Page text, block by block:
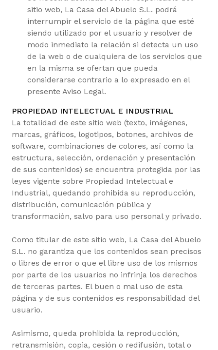
sitio web, La Casa del Abuelo S.L. podrá
interrumpir el servicio de la página que esté
siendo utilizado por el usuario y resolver de
modo inmediato la relación si detecta un uso
de la web o de cualquiera de los servicios que
en la misma se ofertan que pueda
considerarse contrario a lo expresado en el
presente Aviso Legal.
PROPIEDAD INTELECTUAL E INDUSTRIAL
La totalidad de este sitio web (texto, imágenes,
marcas, gráficos, logotipos, botones, archivos de
software, combinaciones de colores, así como la
estructura, selección, ordenación y presentación
de sus contenidos) se encuentra protegida por las
leyes vigente sobre Propiedad Intelectual e
Industrial, quedando prohibida su reproducción,
distribución, comunicación pública y
transformación, salvo para uso personal y privado.
Como titular de este sitio web, La Casa del Abuelo
S.L. no garantiza que los contenidos sean precisos
o libres de error o que el libre uso de los mismos
por parte de los usuarios no infrinja los derechos
de terceras partes. El buen o mal uso de esta
página y de sus contenidos es responsabilidad del
usuario.
Asimismo, queda prohibida la reproducción,
retransmisión, copia, cesión o redifusión, total o